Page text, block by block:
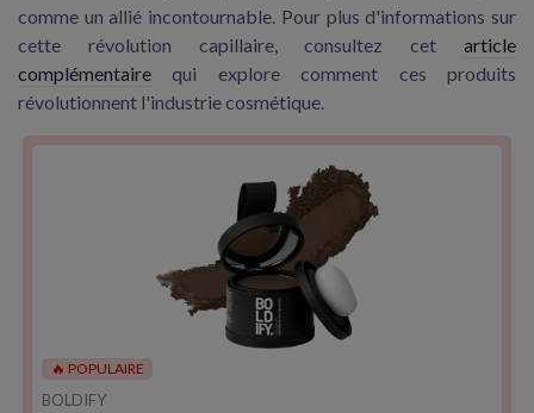
comme un allié incontournable. Pour plus d'informations sur
cette révolution capillaire, consultez cet article
complémentaire qui explore comment ces produits
révolutionnent l'industrie cosmétique.
🔥 POPULAIRE
BOLDIFY